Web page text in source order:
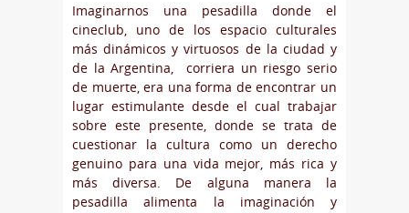
Imaginarnos una pesadilla donde el
cineclub, uno de los espacio culturales
más dinámicos y virtuosos de la ciudad y
de la Argentina, corriera un riesgo serio
de muerte, era una forma de encontrar un
lugar estimulante desde el cual trabajar
sobre este presente, donde se trata de
cuestionar la cultura como un derecho
genuino para una vida mejor, más rica y
más diversa. De alguna manera la
pesadilla alimenta la imaginación y